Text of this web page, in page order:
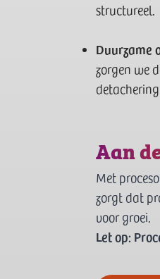
structureel.
Duurzame
zorgen we
Aan
Met
zorgt dat
voor groei.
Let op: